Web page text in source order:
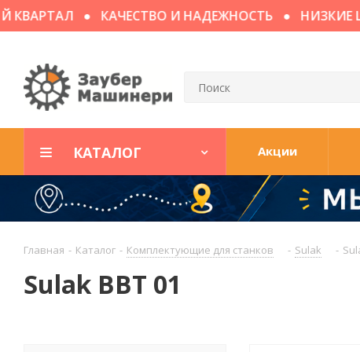
КАЧЕСТВО И НАДЕЖНОСТЬ НИЗКИЕ
КАТАЛОГ Акции
Главная - Каталог - Комплектующие для станков - Sulak -
Sulak BBT 01